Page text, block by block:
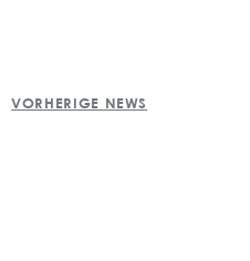
POST
VORHERIGE NEWS